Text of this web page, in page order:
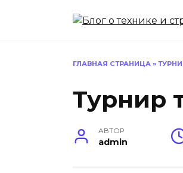
ГЛАВНАЯ СТРАНИЦА »
Турнир
АВТОР
admin